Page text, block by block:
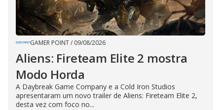
GAMER POINT/ 09/08/2026
Aliens: Fireteam Elite 2 mostra
Modo Horda
A Daybreak Game Company e a Cold Iron Studios
apresentaram um novo trailer de Aliens: Fireteam Elite 2,
desta vez com foco no...